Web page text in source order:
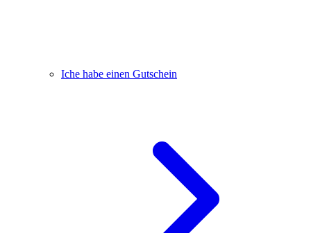
Iche habe einen Gutschein